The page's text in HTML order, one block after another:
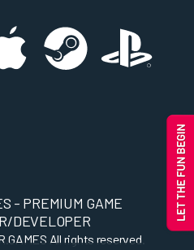
- PREMIUM GAME
DEVELOPER
All rights reserved.